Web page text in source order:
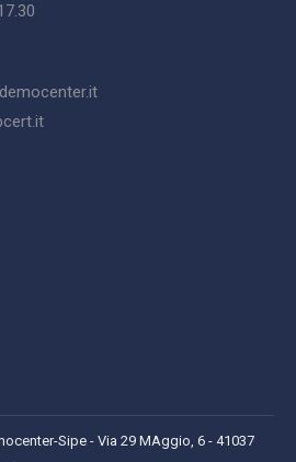
Sipe - Via 29 MAggio, 6 - 41037